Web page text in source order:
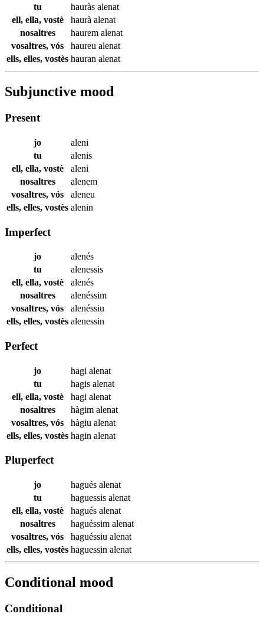
tu
hauràs alenat
ell, ella, vostè
haurà alenat
nosaltres
haurem alenat
vosaltres, vós
haureu alenat
ells, elles, vostès hauran alenat
Subjunctive mood
Present
jo
aleni
tu
alenis
ell, ella, vostè
aleni
nosaltres
alenem
vosaltres, vós
aleneu
ells, elles, vostès alenin
Imperfect
jo
alenés
tu
alenessis
ell, ella, vostè
alenés
nosaltres
alenéssim
vosaltres, vós
alenéssiu
ells, elles, vostès alenessin
Perfect
jo hagi alenat
tu
hagis alenat
ell, ella, vostè
hagi alenat
nosaltres
hàgim alenat
vosaltres, vós
hàgiu alenat
ells, elles, vostès hagin alenat
Pluperfect
jo hagués alenat
tu
haguessis alenat
ell, ella, vostè
hagués alenat
nosaltres
haguéssim alenat
vosaltres, vós
haguéssiu alenat
ells, elles, vostès haguessin alenat
Conditional mood
Conditional